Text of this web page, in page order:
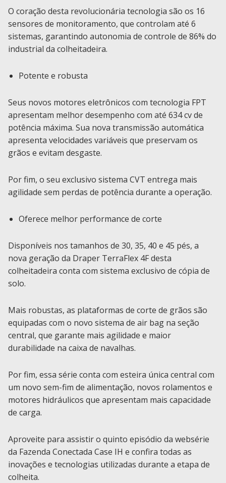
O coração desta revolucionária tecnologia são os 16
sensores de monitoramento, que controlam até 6
sistemas, garantindo autonomia de controle de 86% do
industrial da colheitadeira.
Potente e robusta
Seus novos motores eletrônicos com tecnologia FPT
apresentam melhor desempenho com até 634 cv de
potência máxima. Sua nova transmissão automática
apresenta velocidades variáveis que preservam os
grãos e evitam desgaste.
Por fim, o seu exclusivo sistema CVT entrega mais
agilidade sem perdas de potência durante a operação.
Oferece melhor performance de corte
Disponíveis nos tamanhos de 30, 35, 40 e 45 pés, a
nova geração da Draper TerraFlex 4F desta
colheitadeira conta com sistema exclusivo de cópia de
solo.
Mais robustas, as plataformas de corte de grãos são
equipadas com o novo sistema de air bag na seção
central, que garante mais agilidade e maior
durabilidade na caixa de navalhas.
Por fim, essa série conta com esteira única central com
um novo sem-fim de alimentação, novos rolamentos e
motores hidráulicos que apresentam mais capacidade
de carga.​​​​​​​​​​​​​​​​​
Aproveite para assistir o quinto episódio da websérie
da Fazenda Conectada Case IH e confira todas as
inovações e tecnologias utilizadas durante a etapa de
colheita.